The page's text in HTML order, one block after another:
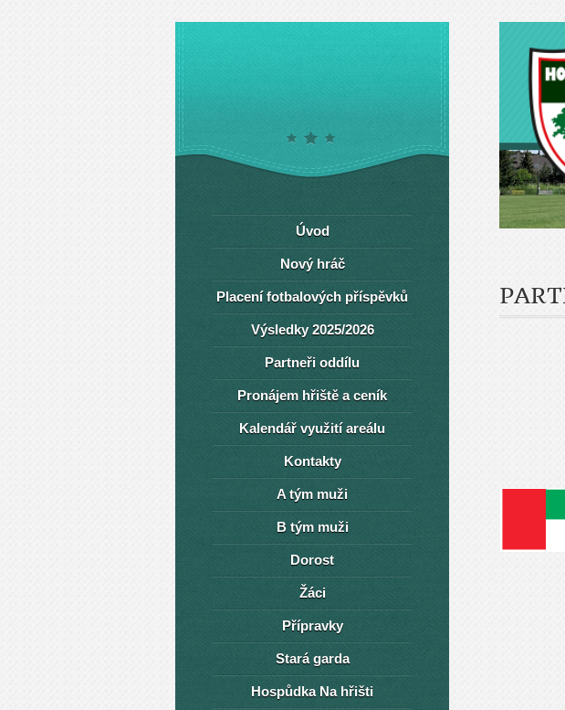
Úvod
Nový hráč
Placení fotbalových příspěvků
Výsledky 2025/2026
Partneři oddílu
Pronájem hřiště a ceník
Kalendář využití areálu
Kontakty
A tým muži
B tým muži
Dorost
Žáci
Přípravky
Stará garda
Hospůdka Na hřišti